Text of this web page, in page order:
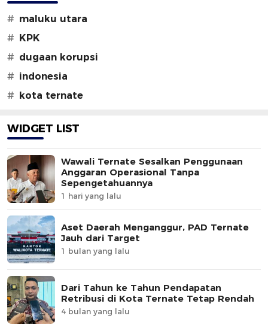
# maluku utara
# KPK
# dugaan korupsi
# indonesia
# kota ternate
WIDGET LIST
Wawali Ternate Sesalkan Penggunaan
Anggaran Operasional Tanpa
Sepengetahuannya
1 hari yang lalu
Aset Daerah Menganggur, PAD Ternate
Jauh dari Target
1 bulan yang lalu
Dari Tahun ke Tahun Pendapatan
Retribusi di Kota Ternate Tetap Rendah
4 bulan yang lalu